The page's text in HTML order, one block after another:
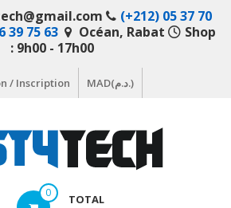
(+212) 05 37 70
39 75 63 Océan, Rabat
Shop
: 9h00 - 17h00
/ Inscription MAD(د.م.)
0 TOTAL